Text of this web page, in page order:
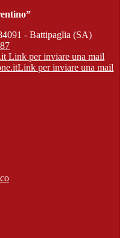
- Battipaglia (SA)
Link per inviare una mail
Link per inviare una mail